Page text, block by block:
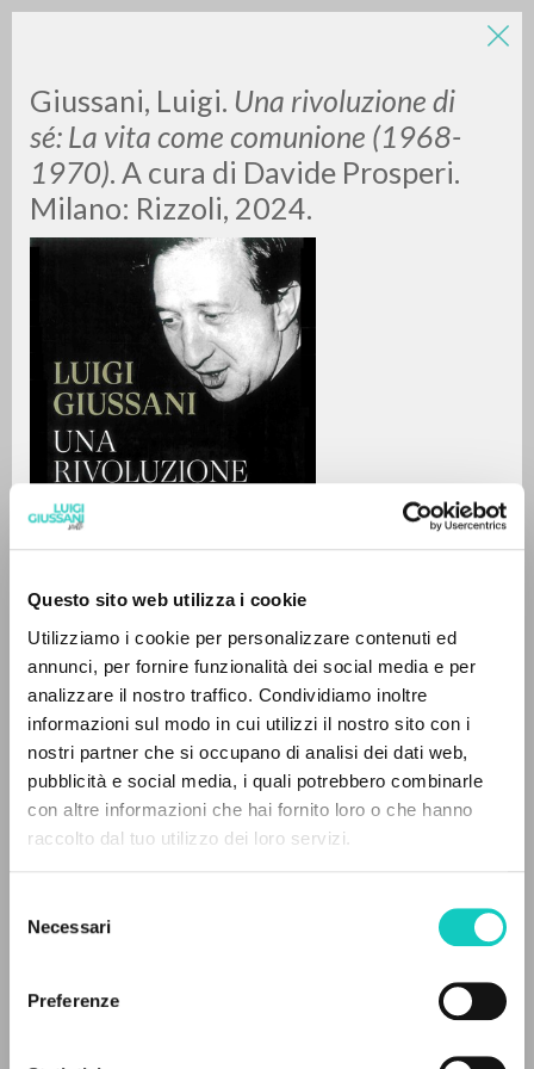
Questo sito web utilizza i cookie
Utilizziamo i cookie per personalizzare contenuti ed
annunci, per fornire funzionalità dei social media e per
analizzare il nostro traffico. Condividiamo inoltre
informazioni sul modo in cui utilizzi il nostro sito con i
nostri partner che si occupano di analisi dei dati web,
pubblicità e social media, i quali potrebbero combinarle
con altre informazioni che hai fornito loro o che hanno
raccolto dal tuo utilizzo dei loro servizi.
delNecessari
Preferenze
Giussani, Luigi. Una rivoluzione di
sé: La vita come comunione (1968-
1970). A cura di Davide Prosperi.
Milano: Rizzoli, 2024.
Giussani LuigiAutore
Prosperi DavideCuratore e Prefatore
Rizzoli
Italiano
ULTIMO AGGIORNAMENTO
LUIGI
GIUSSANI
0DOCUMENTI TROVATI
RISULTATI SUCCESSIVI